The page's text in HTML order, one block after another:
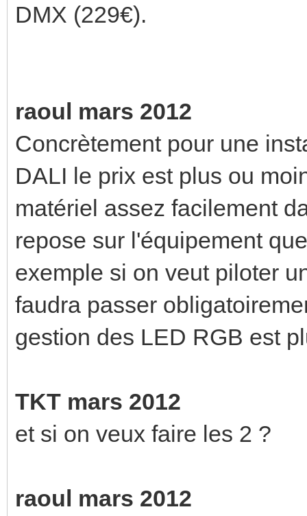
DMX (229€).
raoul mars 2012
Concrètement pour une
DALI le prix est plus ou
matériel assez facilement
repose sur l'équipement
exemple si on veut piloter
faudra passer
gestion des LED RGB est
TKT mars 2012
et si on veux faire les 2 ?
raoul mars 2012